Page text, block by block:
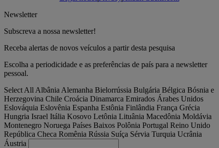
Newsletter
Subscreva a nossa newsletter!
Receba alertas de novos veículos a partir desta pesquisa
Escolha a periodicidade e as preferências de país para a newsletter
pessoal.
Select All Albânia Alemanha Bielorrússia Bulgária Bélgica Bósnia e
Herzegovina Chile Croácia Dinamarca Emirados Árabes Unidos
Eslováquia Eslovênia Espanha Estônia Finlândia França Grécia
Hungria Israel Itália Kosovo Letônia Lituânia Macedônia Moldávia
Montenegro Noruega Países Baixos Polônia Portugal Reino Unido
República Checa Romênia Rússia Suíça Sérvia Turquia Ucrânia
Áustria